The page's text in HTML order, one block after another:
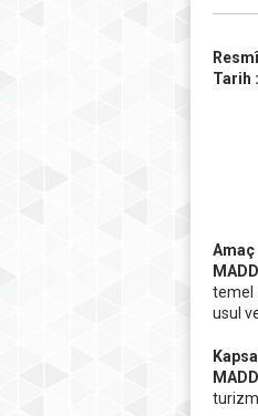
Tarih
Amaç
temel
usul